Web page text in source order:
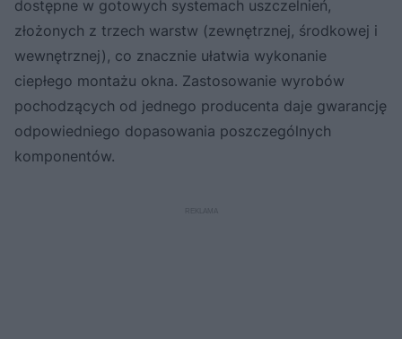
dostępne w gotowych systemach uszczelnień,
złożonych z trzech warstw (zewnętrznej, środkowej i
wewnętrznej), co znacznie ułatwia wykonanie
ciepłego montażu okna. Zastosowanie wyrobów
pochodzących od jednego producenta daje gwarancję
odpowiedniego dopasowania poszczególnych
komponentów.